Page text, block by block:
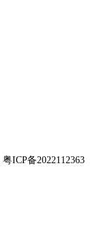
粤ICP备2022112363